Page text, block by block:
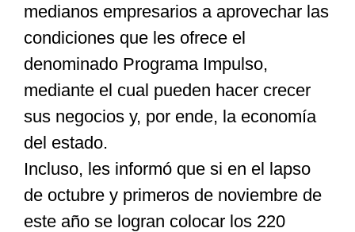
medianos empresarios a aprovechar las
condiciones que les ofrece el
denominado Programa Impulso,
mediante el cual pueden hacer crecer
sus negocios y, por ende, la economía
del estado.
Incluso, les informó que si en el lapso
de octubre y primeros de noviembre de
este año se logran colocar los 220